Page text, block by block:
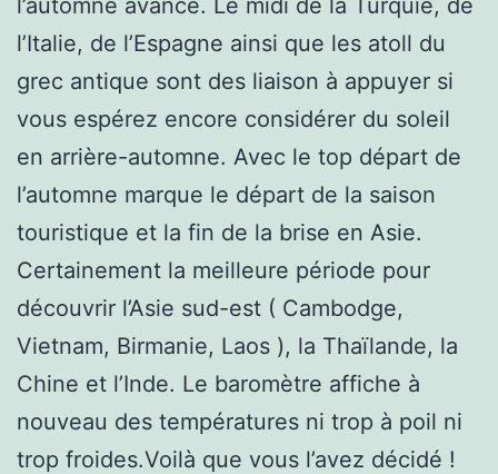
l’Italie, de l’Espagne ainsi que les atoll du
grec antique sont des liaison à appuyer si
vous espérez encore considérer du soleil
en arrière-automne. Avec le top départ de
l’automne marque le départ de la saison
touristique et la fin de la brise en Asie.
Certainement la meilleure période pour
découvrir l’Asie sud-est ( Cambodge,
Vietnam, Birmanie, Laos ), la Thaïlande, la
Chine et l’Inde. Le baromètre affiche à
nouveau des températures ni trop à poil ni
trop froides.Voilà que vous l’avez décidé !